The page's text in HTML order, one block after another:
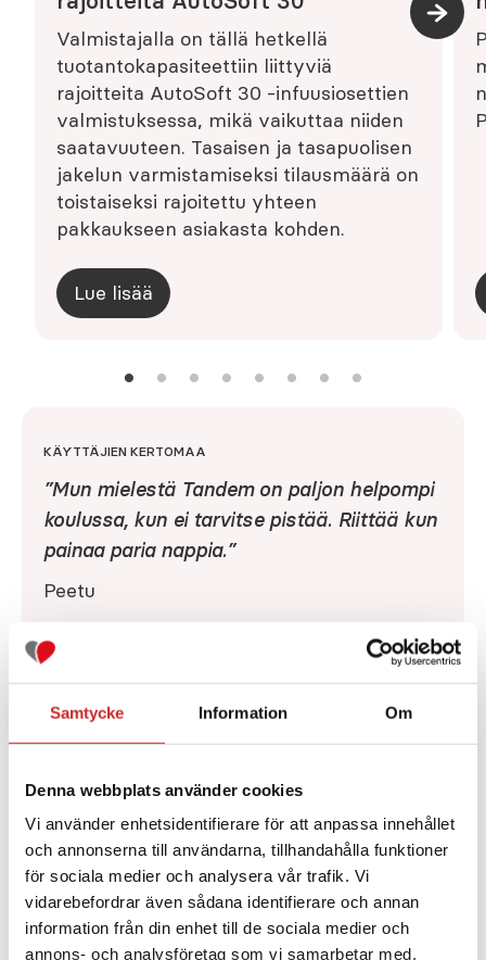
Samtycke Information Om
Denna webbplats använder cookies
Vi använder enhetsidentifierare för att anpassa innehållet
och annonserna till användarna, tillhandahålla funktioner
för sociala medier och analysera vår trafik. Vi
vidarebefordrar även sådana identifierare och annan
information från din enhet till de sociala medier och
annons- och analysföretag som vi samarbetar med.
Valmistajalla on tällä hetkellä
tuotantokapasiteettiin liittyviä
rajoitteita AutoSoft 30 -infuusiosettien
valmistuksessa, mikä vaikuttaa niiden
saatavuuteen. Tasaisen ja tasapuolisen
jakelun varmistamiseksi tilausmäärä on
toistaiseksi rajoitettu yhteen
pakkaukseen asiakasta kohden.
Lue lisää
KÄYTTÄJIEN KERTOMAA
”Mun mielestä Tandem on paljon helpompi
koulussa, kun ei tarvitse pistää. Riittää kun
painaa paria nappia.”
Peetu